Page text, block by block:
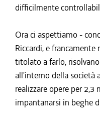
difficilmente
Ora ci aspettiamo -
Riccardi, e
titolato a farlo,
all'interno della società
realizzare opere per
impantanarsi in beghe